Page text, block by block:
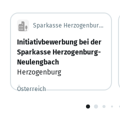
Sparkasse Herzogenburg-Neulengbach
Initiativbewerbung bei der
Sparkasse Herzogenburg-
Neulengbach
Herzogenburg
Österreich
1